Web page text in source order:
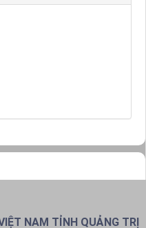
NAM TỈNH QUẢNG TRỊ